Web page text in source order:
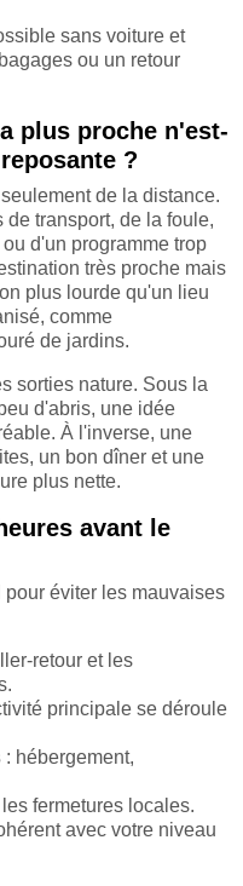
sans voiture et
ou un retour
plus proche n'est-
?
de la distance.
transport, de la foule,
d'un programme trop
très proche mais
plus lourde qu'un lieu
comme
de jardins.
sorties nature. Sous la
d'abris, une idée
À l'inverse, une
un bon dîner et une
plus nette.
avant le
éviter les mauvaises
retour et les
principale se déroule
: hébergement,
fermetures locales.
avec votre niveau